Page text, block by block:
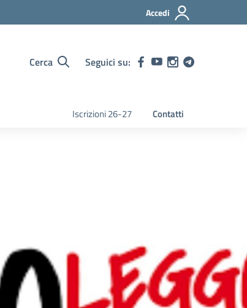
Accedi
Cerca Seguici su:
Iscrizioni 26-27 Contatti